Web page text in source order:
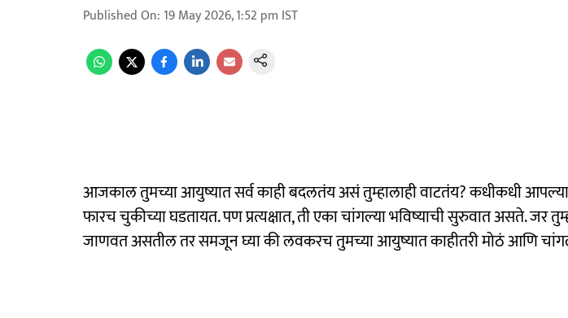
Published On: 19 May 2026, 1:52 pm IST
आजकाल तुमच्या आयुष्यात सर्व काही बदलतंय असं तुम्हालाही वाटतंय? कधीकधी
फारच चुकीच्या घडतायत. पण प्रत्यक्षात, ती एका चांगल्या भविष्याची सुरुवात असते. जर
जाणवत असतील तर समजून घ्या की लवकरच तुमच्या आयुष्यात काहीतरी मोठं आणि